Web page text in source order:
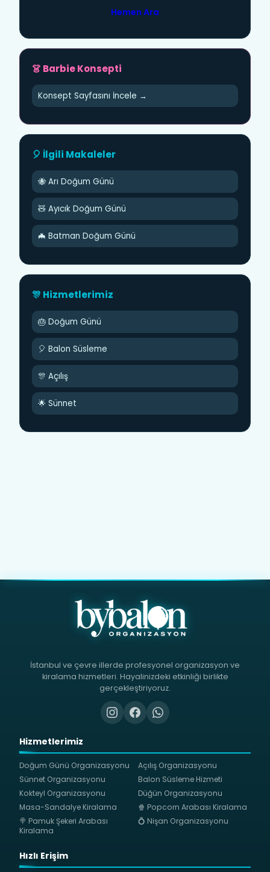
Hemen Ara
👗 Barbie Konsepti
Konsept Sayfasını İncele →
🎈 İlgili Makaleler
🐝 Arı Doğum Günü
🧸 Ayıcık Doğum Günü
🦇 Batman Doğum Günü
🎊 Hizmetlerimiz
🎂 Doğum Günü
🎈 Balon Süsleme
🎊 Açılış
🌟 Sünnet
İstanbul ve çevre illerde profesyonel organizasyon ve
kiralama hizmetleri. Hayalinizdeki etkinliği birlikte
gerçekleştiriyoruz.
Hizmetlerimiz
Doğum Günü Organizasyonu
Açılış Organizasyonu
Sünnet Organizasyonu
Balon Süsleme Hizmeti
Kokteyl Organizasyonu
Düğün Organizasyonu
Masa-Sandalye Kiralama
🍿 Popcorn Arabası Kiralama
🍭 Pamuk Şekeri Arabası
Kiralama
💍 Nişan Organizasyonu
Hızlı Erişim